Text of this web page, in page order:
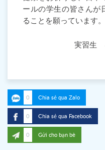
ールの学生の皆さんが
ることを願っています。
実習生
0 Chia sẻ qua Zalo
0 Chia sẻ qua Facebook
0 Gửi cho bạn bè